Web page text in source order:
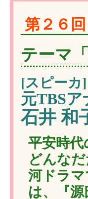
第２６
テーマ
[スピーカ]
元TBS
石井 和
平安時代
どんな
河ドラ
は、『